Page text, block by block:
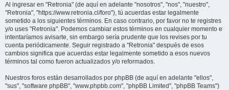
Al ingresar en "Retronia" (de aquí en adelante "nosotros", "nos", "nuestro",
"Retronia", "https://www.retronia.cl/foro"), tú acuerdas estar legalmente
sometido a los siguientes términos. En caso contrario, por favor no te registres
y/o uses "Retronia". Podemos cambiar estos términos en cualquier momento e
intentaríamos avisarte, sin embargo sería prudente que los revises por tu
cuenta periódicamente. Seguir registrado a "Retronia" después de esos
cambios significa que acuerdas estar legalmente sometido a esos nuevos
términos tal como fueron actualizados y/o reformados.
Nuestros foros están desarrollados por phpBB (de aquí en adelante "ellos",
"sus", "software phpBB", "www.phpbb.com", "phpBB Limited", "phpBB Teams")